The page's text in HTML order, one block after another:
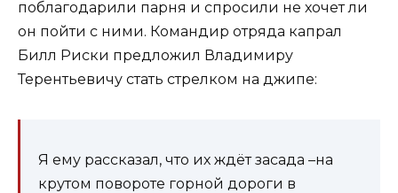
поблагодарили парня и спросили не хочет ли
он пойти с ними. Командир отряда капрал
Билл Риски предложил Владимиру
Терентьевичу стать стрелком на джипе:
Я ему рассказал, что их ждёт засада –на
крутом повороте горной дороги в